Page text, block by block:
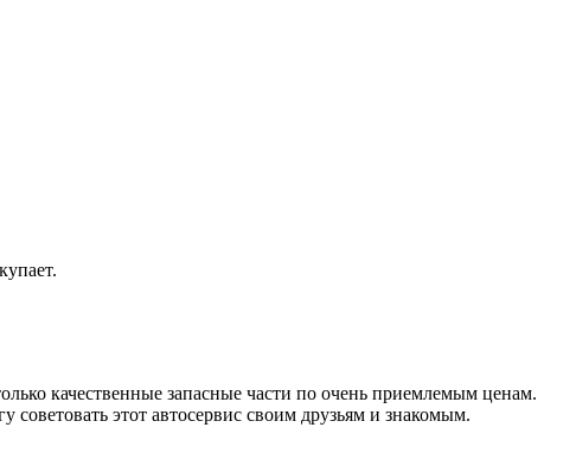
качественные запасные части по очень приемлемым ценам.
этот автосервис своим друзьям и знакомым.